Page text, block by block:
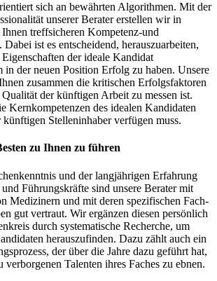
sich an bewährten Algorithmen. Mit der
unserer Berater erstellen wir in
treffsicheren Kompetenz-und
ist es entscheidend, herauszuarbeiten,
der ideale Kandidat
in der neuen Position Erfolg zu haben. Unsere
zusammen die kritischen Erfolgsfaktoren
Qualität der künftigen Arbeit zu messen ist.
Kernkompetenzen des idealen Kandidaten
künftigen Stelleninhaber verfügen muss.
zu Ihnen zu führen
und der langjährigen Erfahrung
Führungskräfte sind unsere Berater mit
Medizinern und mit deren spezifischen Fach-
gut vertraut. Wir ergänzen diesen persönlich
durch systematische Recherche, um
herauszufinden. Dazu zählt auch ein
der über die Jahre dazu geführt hat,
verborgenen Talenten ihres Faches zu ebnen.